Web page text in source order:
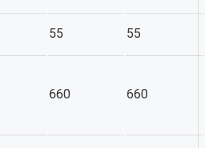
55 55
660 660